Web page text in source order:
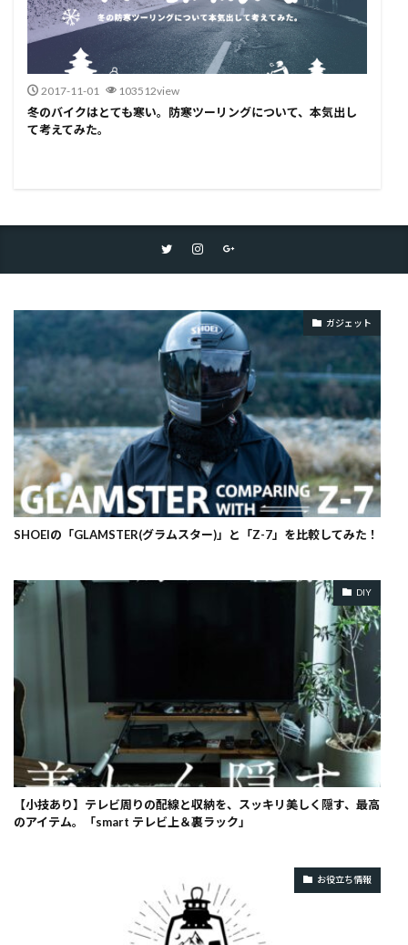
2017-11-01 103512view
冬のバイクはとても寒い。防寒ツーリングについて、本気出し
て考えてみた。
ガジェット
SHOEIの「GLAMSTER(グラムスター)」と「Z-7」を比較してみた！
DIY
【小技あり】テレビ周りの配線と収納を、スッキリ美しく隠す、最高
のアイテム。「smart テレビ上＆裏ラック」
お役立ち情報